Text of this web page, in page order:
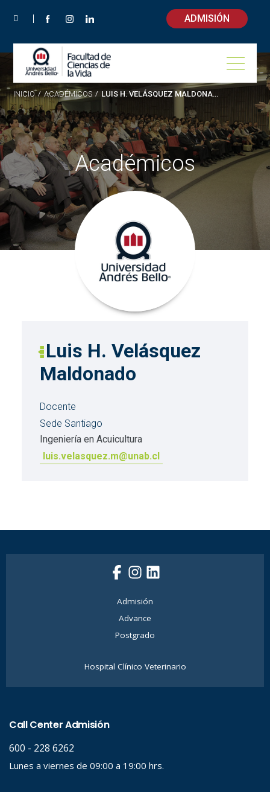
ADMISIÓN
INICIO / ACADÉMICOS / LUIS H. VELÁSQUEZ MALDONADO
Académicos
Luis H. Velásquez
Maldonado
Docente
Sede Santiago
Ingeniería en Acuicultura
luis.velasquez.m@unab.cl